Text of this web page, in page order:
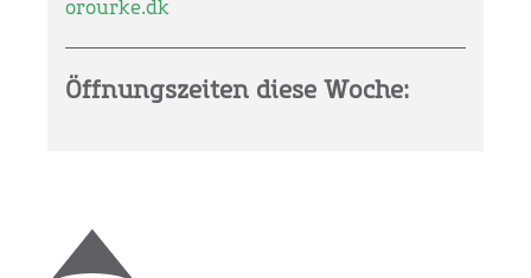
orourke.dk
Öffnungszeiten diese Woche: